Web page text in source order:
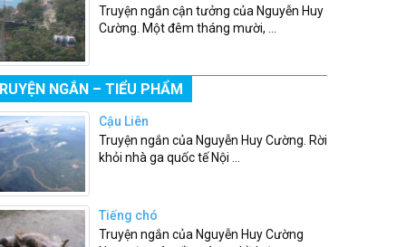
Truyện ngắn cận tưởng của Nguyễn Huy
Cường. Một đêm tháng mười, ...
NGẮN – TIỂU PHẨM
Cậu Liên
Truyện ngắn của Nguyễn Huy Cường. Rời
khỏi nhà ga quốc tế Nội ...
Tiếng chó
Truyện ngắn của Nguyễn Huy Cường